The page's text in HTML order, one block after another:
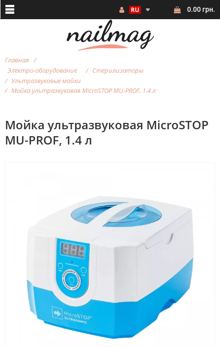
0.00 грн.
Главная
Электро-оборудование
Стерилизаторы
Ультразвуковые мойки
Мойка ультразвуковая MicroSTOP MU-PROF, 1.4 л
Мойка ультразвуковая MicroSTOP
MU-PROF, 1.4 л